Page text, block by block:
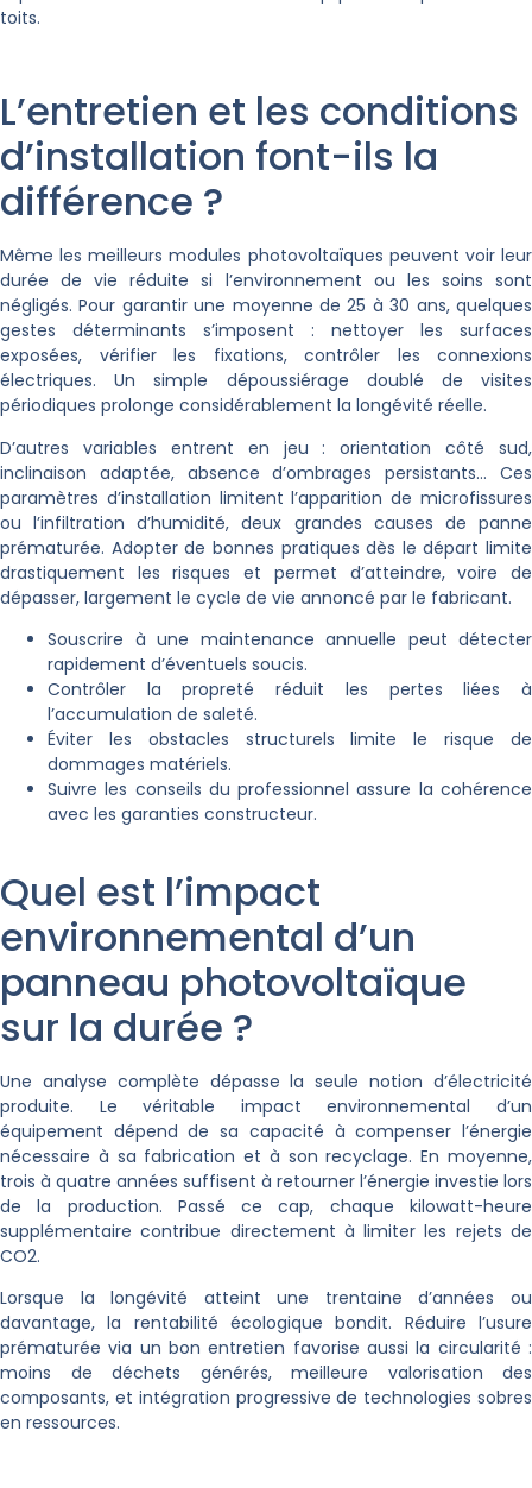
toits.
L’entretien et les conditions
d’installation font-ils la
différence ?
Même les meilleurs modules photovoltaïques peuvent voir leur
durée de vie réduite si l’environnement ou les soins sont
négligés. Pour garantir une moyenne de 25 à 30 ans, quelques
gestes déterminants s’imposent : nettoyer les surfaces
exposées, vérifier les fixations, contrôler les connexions
électriques. Un simple dépoussiérage doublé de visites
périodiques prolonge considérablement la longévité réelle.
D’autres variables entrent en jeu : orientation côté sud,
inclinaison adaptée, absence d’ombrages persistants… Ces
paramètres d’installation limitent l’apparition de microfissures
ou l’infiltration d’humidité, deux grandes causes de panne
prématurée. Adopter de bonnes pratiques dès le départ limite
drastiquement les risques et permet d’atteindre, voire de
dépasser, largement le cycle de vie annoncé par le fabricant.
Souscrire à une maintenance annuelle peut détecter
rapidement d’éventuels soucis.
Contrôler la propreté réduit les pertes liées à
l’accumulation de saleté.
Éviter les obstacles structurels limite le risque de
dommages matériels.
Suivre les conseils du professionnel assure la cohérence
avec les garanties constructeur.
Quel est l’impact
environnemental d’un
panneau photovoltaïque
sur la durée ?
Une analyse complète dépasse la seule notion d’électricité
produite. Le véritable impact environnemental d’un
équipement dépend de sa capacité à compenser l’énergie
nécessaire à sa fabrication et à son recyclage. En moyenne,
trois à quatre années suffisent à retourner l’énergie investie lors
de la production. Passé ce cap, chaque kilowatt-heure
supplémentaire contribue directement à limiter les rejets de
CO2.
Lorsque la longévité atteint une trentaine d’années ou
davantage, la rentabilité écologique bondit. Réduire l’usure
prématurée via un bon entretien favorise aussi la circularité :
moins de déchets générés, meilleure valorisation des
composants, et intégration progressive de technologies sobres
en ressources.